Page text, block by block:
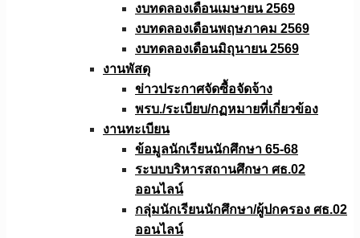
งบทดลองเดือนเมษายน 2569
งบทดลองเดือนพฤษภาคม 2569
งบทดลองเดือนมิถุนายน 2569
งานพัสดุ
ข่าวประกาศจัดซื้อจัดจ้าง
พรบ./ระเบียบ/กฏหมายที่เกี่ยวข้อง
งานทะเบียน
ข้อมูลนักเรียนนักศึกษา 65-68
ระบบบริหารสถานศึกษา ศธ.02
ออนไลน์
กลุ่มนักเรียนนักศึกษา/ผู้ปกครอง ศธ.02
ออนไลน์